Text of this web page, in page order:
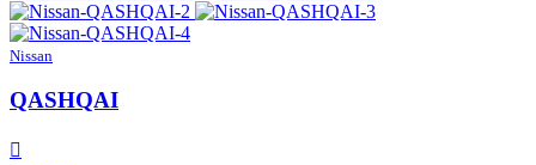
Nissan
QASHQAI